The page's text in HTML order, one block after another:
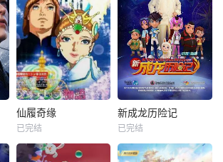
仙履奇缘
已完结
新成龙历险记
已完结